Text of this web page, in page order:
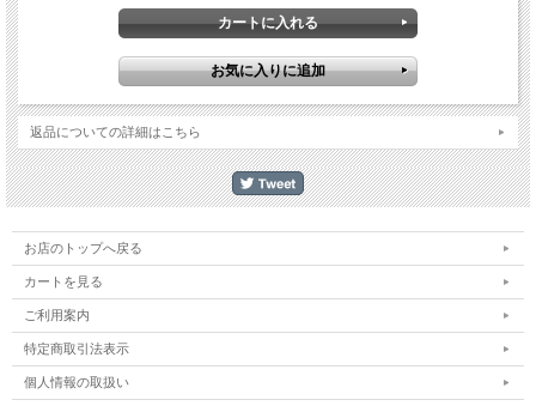
返品についての詳細はこちら
お店のトップへ戻る
カートを見る
ご利用案内
特定商取引法表示
個人情報の取扱い